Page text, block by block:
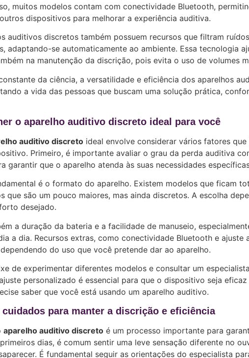
muitos modelos contam com conectividade Bluetooth,
dispositivos para melhorar a experiência auditiva.
auditivos discretos também possuem recursos que filtram
adaptando-se automaticamente ao ambiente. Essa tecnologia
na manutenção da discrição, pois evita o uso de volumes
da ciência, a versatilidade e eficiência dos aparelhos
a vida das pessoas que buscam uma solução prática,
o aparelho auditivo discreto ideal para você
auditivo discreto ideal envolve considerar vários fatores
Primeiro, é importante avaliar o grau da perda auditiva
garantir que o aparelho atenda às suas necessidades
é o formato do aparelho. Existem modelos que ficam
que são um pouco maiores, mas ainda discretos. A escolha
desejado.
a duração da bateria e a facilidade de manuseio,
a dia. Recursos extras, como conectividade Bluetooth e ajuste
do uso que você pretende dar ao aparelho.
de experimentar diferentes modelos e consultar um
personalizado é essencial para que o dispositivo seja
saber que você está usando um aparelho auditivo.
cuidados para manter a discrição e eficiência
aparelho auditivo discreto é um processo importante para
dias, é comum sentir uma leve sensação diferente no
É fundamental seguir as orientações do especialista